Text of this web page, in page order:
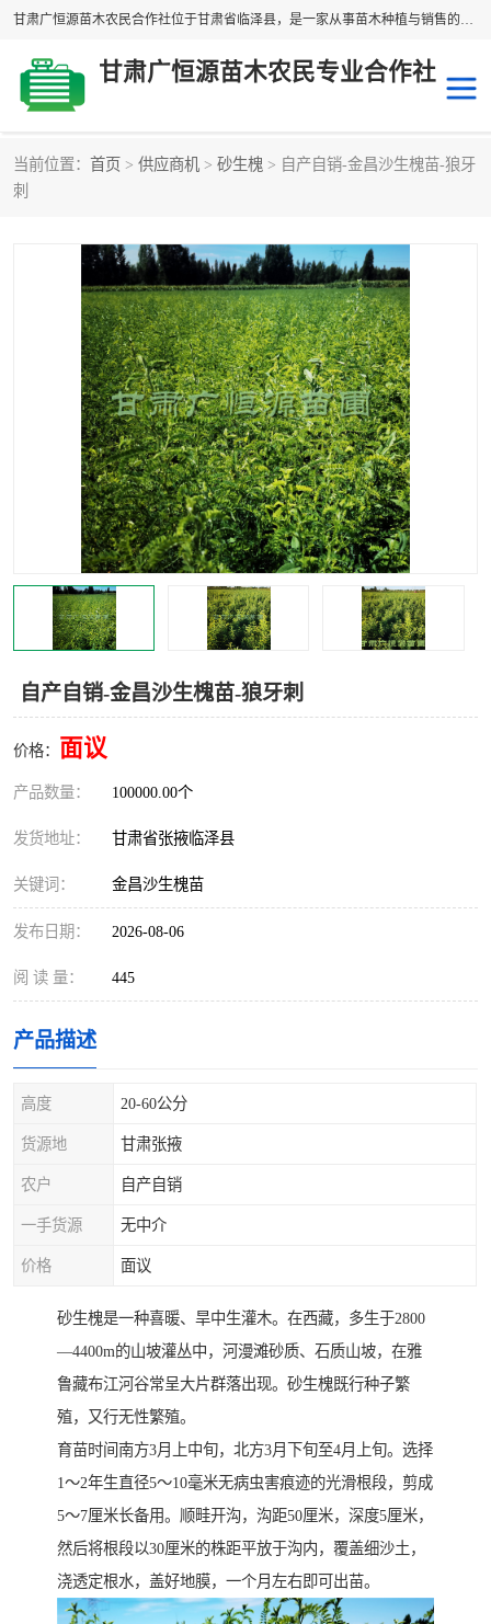
甘肃广恒源苗木农民合作社位于甘肃省临泽县，是一家从事苗木种植与销售的农民合作组织，合作社拥有苗木基地1500多亩，种植苗木品种40多个，年产各类苗木2000多万株。主营：白刺苗、红柳苗、梭梭苗等，我们以“种植一流的苗子，诚信经营”的经营理念，竭诚为每一位客户做优质的服务，欢迎来电咨询！
甘肃广恒源苗木农民专业合作社
当前位置： 首页 > 供应商机 > 砂生槐 > 自产自销-金昌沙生槐苗-狼牙
刺
自产自销-金昌沙生槐苗-狼牙刺
价格： 面议
产品数量： 100000.00个
发货地址： 甘肃省张掖临泽县
关键词： 金昌沙生槐苗
发布日期： 2026-08-06
阅 读 量： 445
产品描述
高度 20-60公分
货源地 甘肃张掖
农户 自产自销
一手货源 无中介
价格 面议
砂生槐是一种喜暖、旱中生灌木。在西藏，多生于2800
—4400m的山坡灌丛中，河漫滩砂质、石质山坡，在雅
鲁藏布江河谷常呈大片群落出现。砂生槐既行种子繁
殖，又行无性繁殖。
育苗时间南方3月上中旬，北方3月下旬至4月上旬。选择
1～2年生直径5～10毫米无病虫害痕迹的光滑根段，剪成
5～7厘米长备用。顺畦开沟，沟距50厘米，深度5厘米，
然后将根段以30厘米的株距平放于沟内，覆盖细沙土，
浇透定根水，盖好地膜，一个月左右即可出苗。
圆冠榆 柠条
白刺苗
沙枣树 红柳苗
沙棘苗 柽柳苗
砂生槐 四翅滨藜